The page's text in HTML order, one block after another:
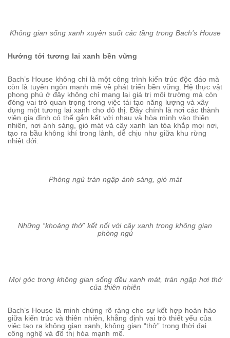
Không gian sống xanh xuyên suốt các tầng trong Bach’s House
Hướng tới tương lai xanh bền vững
Bach’s House không chỉ là một công trình kiến trúc độc đáo mà
còn là tuyên ngôn mạnh mẽ về phát triển bền vững. Hệ thực vật
phong phú ở đây không chỉ mang lại giá trị môi trường mà còn
đóng vai trò quan trọng trong việc tái tạo năng lượng và xây
dựng một tương lai xanh cho đô thị. Đây chính là nơi các thành
viên gia đình có thể gắn kết với nhau và hòa mình vào thiên
nhiên, nơi ánh sáng, gió mát và cây xanh lan tỏa khắp mọi nơi,
tạo ra bầu không khí trong lành, dễ chịu như giữa khu rừng
nhiệt đới.
Phòng ngủ tràn ngập ánh sáng, gió mát
Những “khoảng thở” kết nối với cây xanh trong không gian
phòng ngủ
Mọi góc trong không gian sống đều xanh mát, tràn ngập hơi thở
của thiên nhiên
Bach’s House là minh chứng rõ ràng cho sự kết hợp hoàn hảo
giữa kiến trúc và thiên nhiên, khẳng định vai trò thiết yếu của
việc tạo ra không gian xanh, không gian “thở” trong thời đại
công nghệ và đô thị hóa mạnh mẽ.